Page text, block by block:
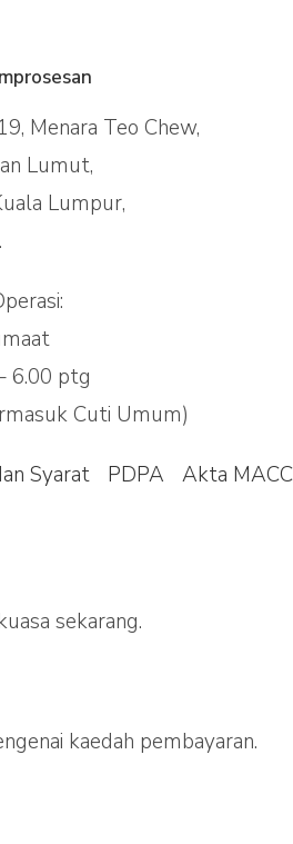
Menara Teo Chew,
Lumut,
Lumpur,
6.00 ptg
Cuti Umum)
Syarat PDPA Akta MACC
sekarang.
kaedah pembayaran.